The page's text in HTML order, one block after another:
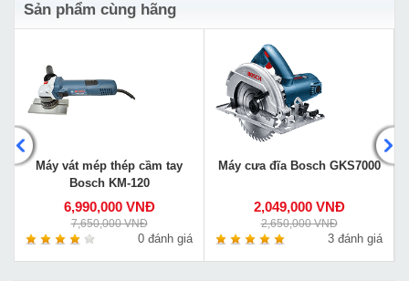
Sản phẩm cùng hãng
Máy vát mép thép cầm tay
Bosch KM-120
6,990,000 VNĐ
7,650,000 VNĐ
0 đánh giá
Máy cưa đĩa Bosch GKS7000
2,049,000 VNĐ
2,650,000 VNĐ
3 đánh giá